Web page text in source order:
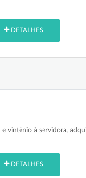
DETALHES
vintênio à servidora,
DETALHES